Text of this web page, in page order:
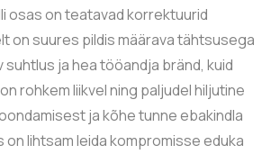
osas on teatavad korrektuurid
on suures pildis määrava tähtsusega
suhtlus ja hea tööandja bränd, kuid
rohkem liikvel ning paljudel hiljutine
ja kõhe tunne ebakindla
on lihtsam leida kompromisse eduka